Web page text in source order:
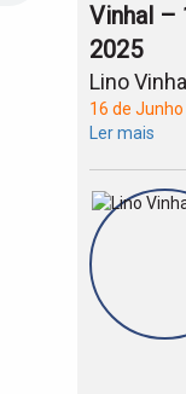
Vinhal –
2025
Lino Vinhal
16 de
Ler mais